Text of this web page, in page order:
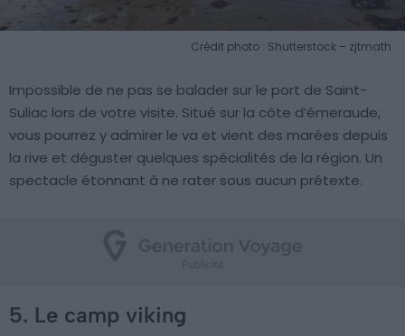
Crédit photo : Shutterstock – zjtmath
Impossible de ne pas se balader sur le port de Saint-
Suliac lors de votre visite. Situé sur la côte d’émeraude,
vous pourrez y admirer le va et vient des marées depuis
la rive et déguster quelques spécialités de la région. Un
spectacle étonnant à ne rater sous aucun prétexte.
5. Le camp viking